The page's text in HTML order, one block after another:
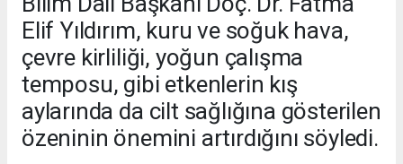
Elif Yıldırım, kuru ve soğuk hava,
çevre kirliliği, yoğun çalışma
temposu, gibi etkenlerin kış
aylarında da cilt sağlığına gösterilen
özeninin önemini artırdığını söyledi.